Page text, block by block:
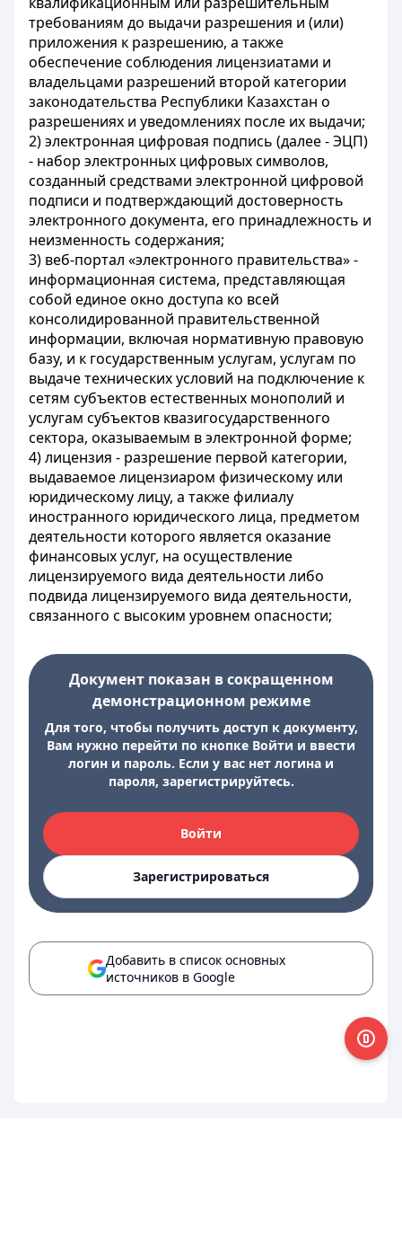
требованиям до выдачи разрешения и (или)
приложения к разрешению, а также
обеспечение соблюдения лицензиатами и
владельцами разрешений второй категории
законодательства Республики Казахстан о
разрешениях и уведомлениях после их выдачи;
2) электронная цифровая подпись (далее - ЭЦП)
- набор электронных цифровых символов,
созданный средствами электронной цифровой
подписи и подтверждающий достоверность
электронного документа, его принадлежность и
неизменность содержания;
3) веб-портал «электронного правительства» -
информационная система, представляющая
собой единое окно доступа ко всей
консолидированной правительственной
информации, включая нормативную правовую
базу, и к государственным услугам, услугам по
выдаче технических условий на подключение к
сетям субъектов естественных монополий и
услугам субъектов квазигосударственного
сектора, оказываемым в электронной форме;
4) лицензия - разрешение первой категории,
выдаваемое лицензиаром физическому или
юридическому лицу, а также филиалу
иностранного юридического лица, предметом
деятельности которого является оказание
финансовых услуг, на осуществление
лицензируемого вида деятельности либо
подвида лицензируемого вида деятельности,
связанного с высоким уровнем опасности;
Документ показан в сокращенном
демонстрационном режиме
Для того, чтобы получить доступ к документу,
Вам нужно перейти по кнопке Войти и ввести
логин и пароль. Если у вас нет логина и
пароля, зарегистрируйтесь.
Войти
Зарегистрироваться
Добавить в список основных
источников в Google